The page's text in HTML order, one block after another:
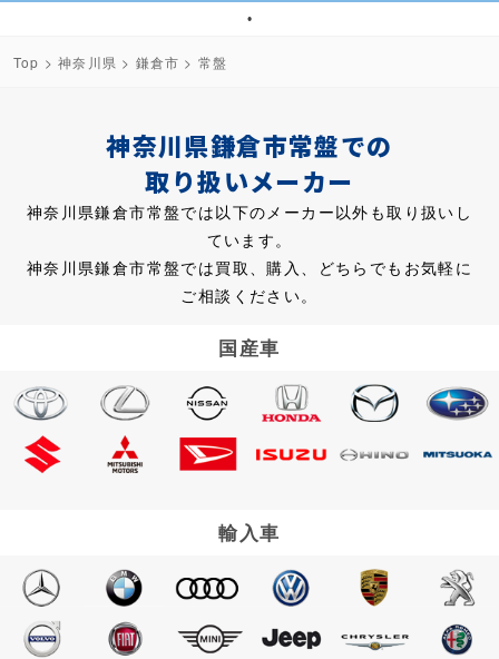
1
Top >神奈川県 > 鎌倉市 > 常盤
神奈川県鎌倉市常盤での
取り扱いメーカー
神奈川県鎌倉市常盤では以下のメーカー以外も取り扱いし
ています。
神奈川県鎌倉市常盤では買取、購入、どちらでもお気軽に
ご相談ください。
国産車
輸入車